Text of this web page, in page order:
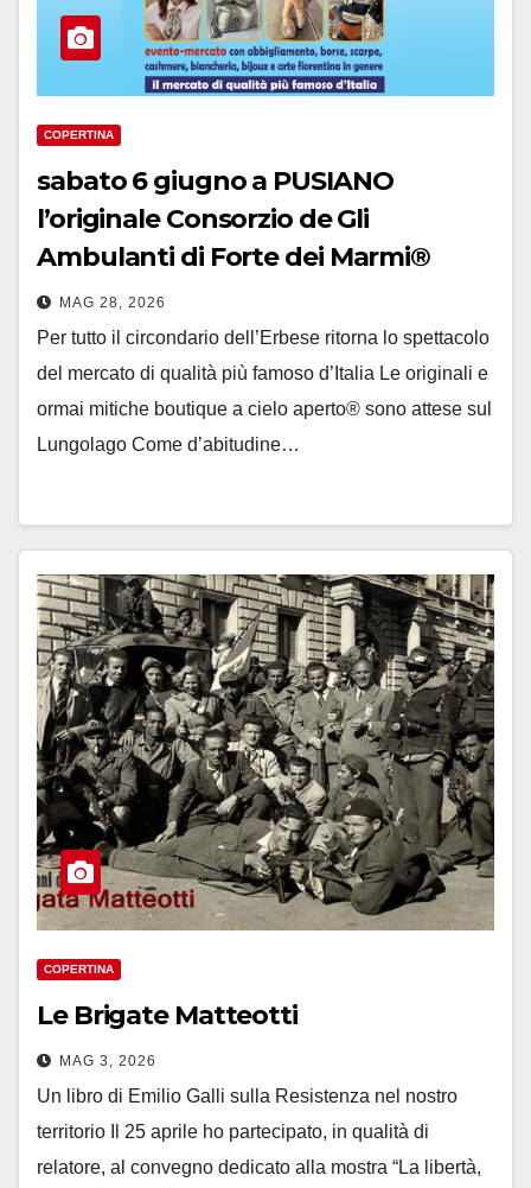
COPERTINA
sabato 6 giugno a PUSIANO
l’originale Consorzio de Gli
Ambulanti di Forte dei Marmi®
MAG 28, 2026
Per tutto il circondario dell’Erbese ritorna lo spettacolo
del mercato di qualità più famoso d’Italia Le originali e
ormai mitiche boutique a cielo aperto® sono attese sul
Lungolago Come d’abitudine…
COPERTINA
Le Brigate Matteotti
MAG 3, 2026
Un libro di Emilio Galli sulla Resistenza nel nostro
territorio Il 25 aprile ho partecipato, in qualità di
relatore, al convegno dedicato alla mostra “La libertà,